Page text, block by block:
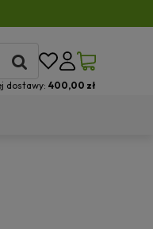
dostawy: 400,00 zł